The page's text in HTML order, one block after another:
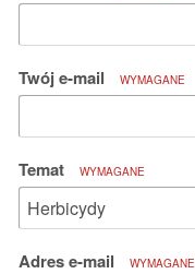
Twój e-mail WYMAGANE
Temat WYMAGANE
Adres e-mail WYMAGANE